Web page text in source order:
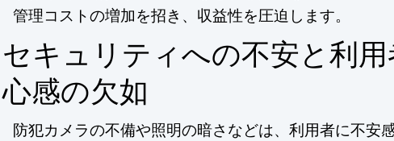
管理コストの増加を招き、収益性を圧迫します。
セキュリティへの不安と利
心感の欠如
防犯カメラの不備や照明の暗さなどは、利用者に不安